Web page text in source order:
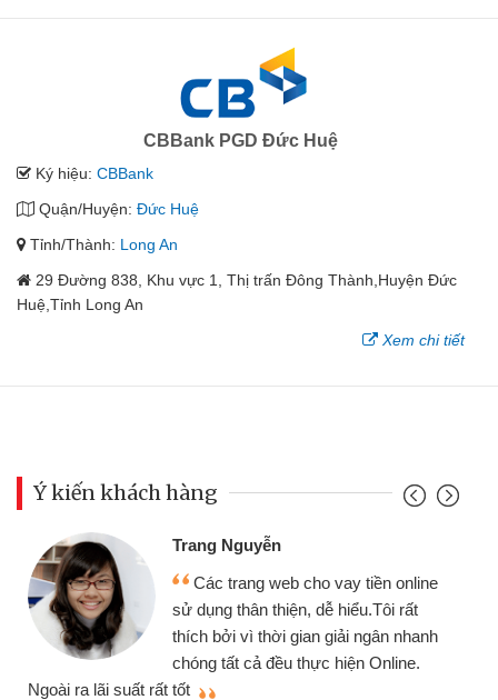
CBBank PGD Đức Huệ
Ký hiệu: CBBank
Quận/Huyện: Đức Huệ
Tỉnh/Thành: Long An
29 Đường 838, Khu vực 1, Thị trấn Đông Thành,Huyện Đức
Huệ,Tỉnh Long An
Xem chi tiết
Ý kiến khách hàng
Trang Nguyễn
Các trang web cho vay tiền online
sử dụng thân thiện, dễ hiểu.Tôi rất
thích bởi vì thời gian giải ngân nhanh
chóng tất cả đều thực hiện Online.
Ngoài ra lãi suất rất tốt